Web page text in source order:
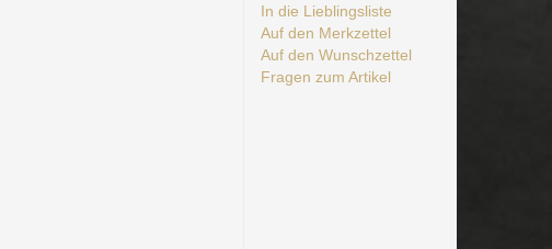
In die Lieblingsliste
Auf den Merkzettel
Auf den Wunschzettel
Fragen zum Artikel